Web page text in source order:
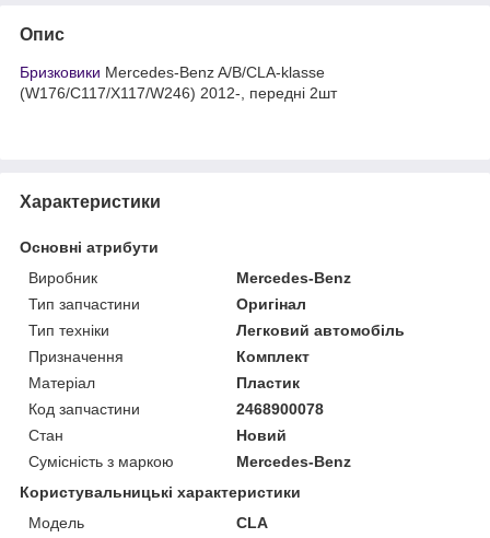
Опис
Бризковики Mercedes-Benz A/B/CLA-klasse
(W176/C117/X117/W246) 2012-, передні 2шт
Характеристики
Основні атрибути
Виробник
Mercedes-Benz
Тип запчастини
Оригінал
Тип техніки
Легковий автомобіль
Призначення
Комплект
Матеріал
Пластик
Код запчастини
2468900078
Стан
Новий
Сумісність з маркою
Mercedes-Benz
Користувальницькі характеристики
Модель
CLA